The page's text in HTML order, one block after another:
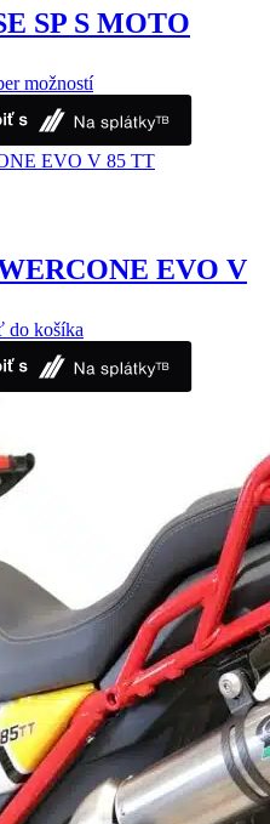
SP S MOTO
možnostíTento
má
viacero
variantov.
vybrať
na
EVO V
do košíka